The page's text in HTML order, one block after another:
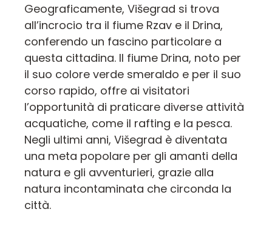
Geograficamente, Višegrad si trova
all’incrocio tra il fiume Rzav e il Drina,
conferendo un fascino particolare a
questa cittadina. Il fiume Drina, noto per
il suo colore verde smeraldo e per il suo
corso rapido, offre ai visitatori
l’opportunità di praticare diverse attività
acquatiche, come il rafting e la pesca.
Negli ultimi anni, Višegrad è diventata
una meta popolare per gli amanti della
natura e gli avventurieri, grazie alla
natura incontaminata che circonda la
città.